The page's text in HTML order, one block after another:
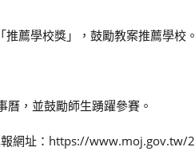
薦學校獎」，鼓勵教案推薦學校。
，並鼓勵師生踴躍參賽。
網址：https://